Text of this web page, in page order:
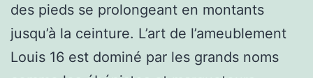
des pieds se prolongeant en montants
jusqu’à la ceinture. L’art de l’ameublement
Louis 16 est dominé par les grands noms